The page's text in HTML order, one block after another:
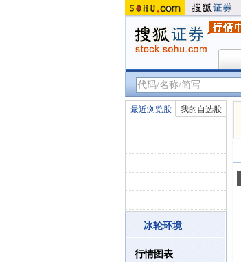
最近浏览股 我的自选股
冰轮环境
行情图表